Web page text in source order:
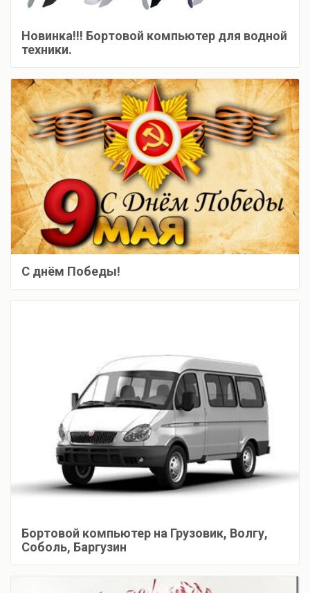
Новинка!!! Бортовой компьютер для водной
техники.
С днём Победы!
Бортовой компьютер на Грузовик, Волгу,
Соболь, Баргузин